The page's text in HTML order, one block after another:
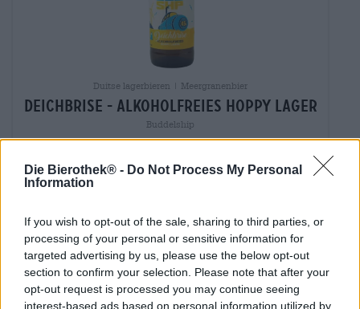
Die Bierothek® - Do Not Process My Personal
Information
If you wish to opt-out of the sale, sharing to third parties, or
processing of your personal or sensitive information for
targeted advertising by us, please use the below opt-out
section to confirm your selection. Please note that after your
opt-out request is processed you may continue seeing
interest-based ads based on personal information utilized by
Duitse lagerbieren | Meergranenbier
deichbrise - alkoholfreies hoppy lager
Buddelship
€ 4,39
MEHRWEG
0,33 L Fles - € 13,30 / LTR